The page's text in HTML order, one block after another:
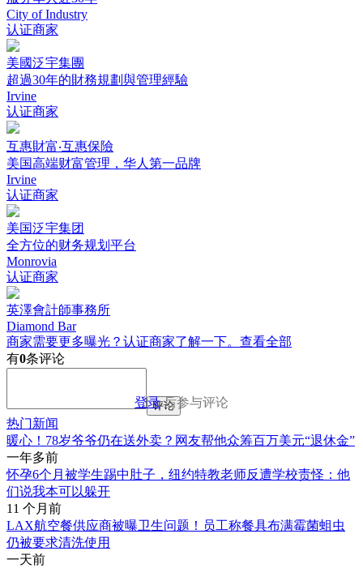
City of Industry
认证商家
美國泛宇集團
超過30年的財務規劃與管理經驗
Irvine
认证商家
互惠財富‧互惠保險
美国高端财富管理，华人第一品牌
Irvine
认证商家
美国泛宇集团
全方位的财务规划平台
Monrovia
认证商家
英澤會計師事務所
Diamond Bar
商家需要更多曝光？认证商家了解一下。 查看全部
有0条评论
登录后参与评论
评论
热门新闻
暖心！78岁爷爷仍在送外卖？网友帮他众筹百万美元“退休金”
一年多前
怀孕6个月被学生踢中肚子，纽约特教老师反遭学校责怪：他
们说我本可以躲开
11 个月前
LAX航空餐供应商被曝卫生问题！员工称餐具布满霉菌蛆虫
仍被要求清洗使用
一天前